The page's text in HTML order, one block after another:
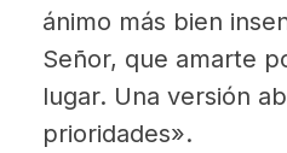
ánimo más bien
Señor, que amarte
lugar. Una versión
prioridades».